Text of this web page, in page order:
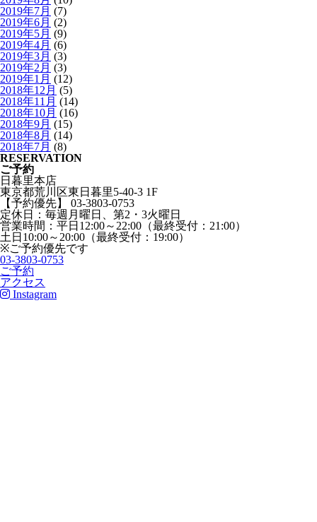
2019年7月 (7)
2019年6月 (2)
2019年5月 (9)
2019年4月 (6)
2019年3月 (3)
2019年2月 (3)
2019年1月 (12)
2018年12月 (5)
2018年11月 (14)
2018年10月 (16)
2018年9月 (15)
2018年8月 (14)
2018年7月 (8)
RESERVATION
ご予約
日暮里本店
東京都荒川区東日暮里5-40-3 1F
【予約優先】 03-3803-0753
定休日：毎週月曜日、第2・3火曜日
営業時間：平日12:00～22:00（最終受付：21:00）
土日10:00～20:00（最終受付：19:00）
※ご予約優先です
03-3803-0753
ご予約
アクセス
Instagram